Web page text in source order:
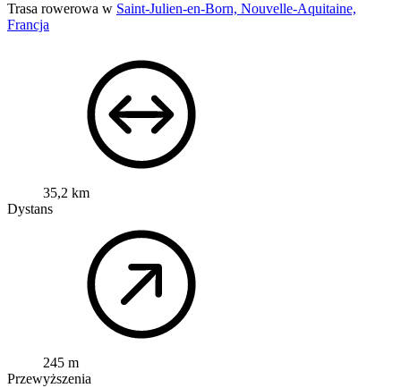
Trasa rowerowa w Saint-Julien-en-Born, Nouvelle-Aquitaine,
Francja
35,2 km
Dystans
245 m
Przewyższenia